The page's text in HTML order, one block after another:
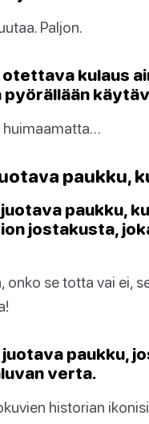
Paljon.
otettava kulaus
pyörällään
huimaamatta…
paukku,
juotava paukku,
jostakusta,
onko se totta vai ei,
juotava paukku,
verta.
historian